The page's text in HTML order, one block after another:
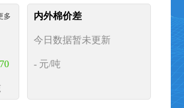
断加强与国内各大型
多 内外棉价差
今日数据暂未更新
-元/吨